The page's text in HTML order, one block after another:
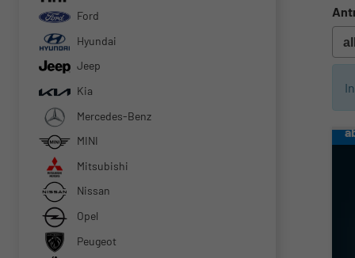
Ford
Hyundai
Jeep
Kia
Mercedes-Benz
MINI
Mitsubishi
Nissan
Opel
Peugeot